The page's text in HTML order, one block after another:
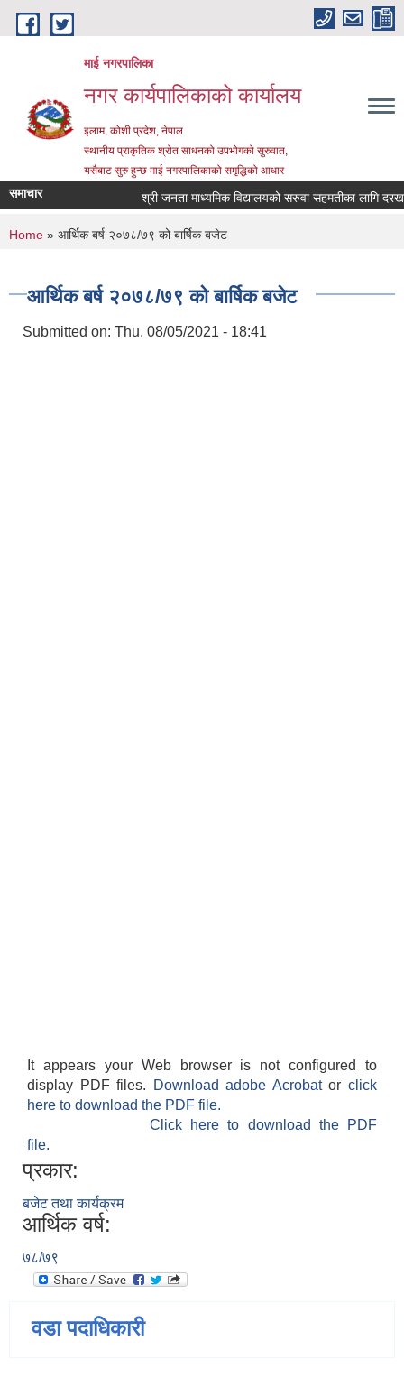
Skip to main content
माई नगरपालिका
नगर कार्यपालिकाको कार्यालय
इलाम, कोशी प्रदेश, नेपाल
स्थानीय प्राकृतिक श्रोत साधनको उपभोगको सुरुवात,
यसैबाट सुरु हुन्छ माई नगरपालिकाको समृद्धिको आधार
समाचार श्री जनता माध्यमिक विद्यालयको सरुवा सहमतीका लागि
You are here
Home » आर्थिक बर्ष २०७८/७९ को बार्षिक बजेट
आर्थिक बर्ष २०७८/७९ को बार्षिक बजेट
Submitted on: Thu, 08/05/2021 - 18:41
It appears your Web browser is not configured to
display PDF files.
Download adobe Acrobatorclick
here to download the PDF file.
Click here to download the PDF
file.
प्रकार:
बजेट तथा कार्यक्रम
आर्थिक वर्ष:
७८/७९
वडा पदाधिकारी